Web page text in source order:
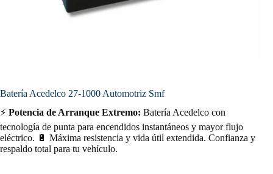
Batería Acedelco 27-1000 Automotriz Smf
⚡ Potencia de Arranque Extremo: Batería Acedelco con
tecnología de punta para encendidos instantáneos y mayor flujo
eléctrico. 🔋 Máxima resistencia y vida útil extendida. Confianza y
respaldo total para tu vehículo.